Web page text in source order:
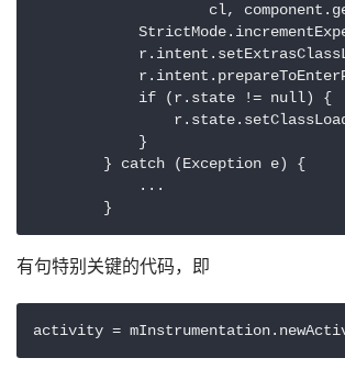
cl,
            if (r.state != null) {
            }
        } catch (Exception e) {
            ...
        }
有句特别关键的代码，即
activity =